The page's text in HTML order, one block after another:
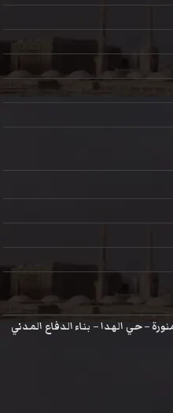
– حي الهدا – بناء الدفاع المدني